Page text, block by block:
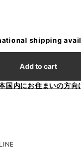
shipping
Add to cart
国内にお住まいの方向
LINE